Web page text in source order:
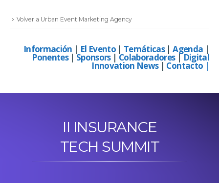
Volver a Urban Event Marketing Agency
Información | El Evento| Temáticas|Agenda |
Ponentes|Sponsors| Colaboradores|Digital
Innovation News| Contacto |
II INSURANCE
TECH SUMMIT